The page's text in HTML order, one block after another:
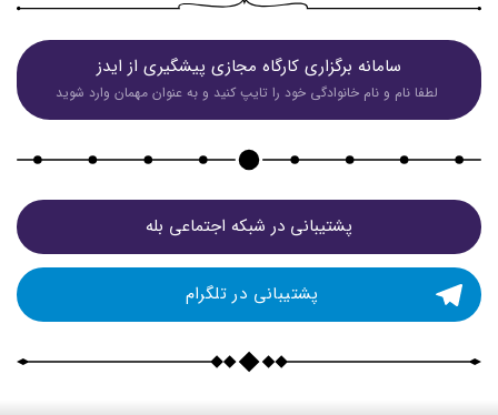
سامانه برگزاری کارگاه مجازی پیشگیری از ایدز
پشتیبانی در شبکه اجتماعی بله
پشتیبانی در تلگرام